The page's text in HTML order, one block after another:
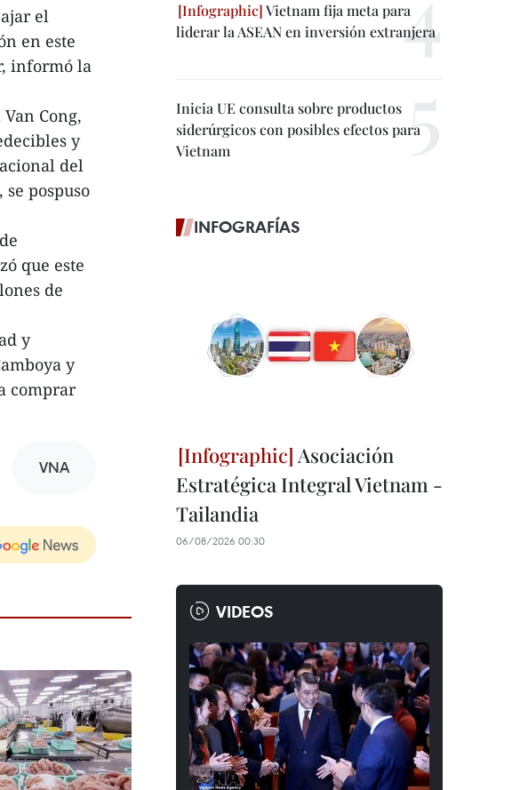
el
en este
informó la
Cong,
y
del
pospuso
que este
de
y
y
comprar
VNA
Vietnam fija meta para
liderar la ASEAN en inversión extranjera
Inicia UE consulta sobre productos
siderúrgicos con posibles efectos para
Vietnam
INFOGRAFÍAS
Asociación
Estratégica Integral Vietnam -
Tailandia
06/08/2026 00:30
VIDEOS